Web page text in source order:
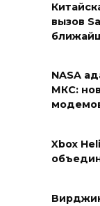
вызов
NASA
МКС:
Xbox